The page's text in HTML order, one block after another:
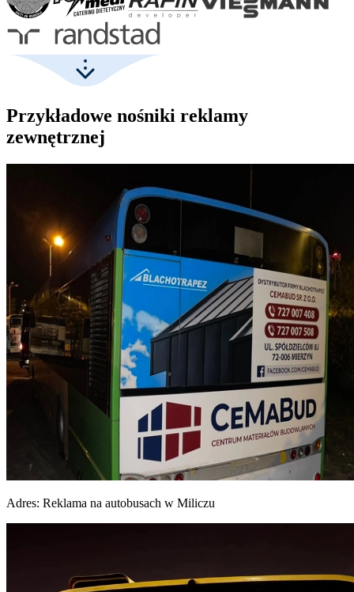
Przykładowe nośniki reklamy
zewnętrznej
Adres: Reklama na autobusach w Miliczu